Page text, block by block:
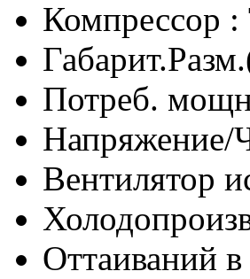
Компрессор :
Потреб.
Напряжение/
Вентилятор
Оттаиваний в